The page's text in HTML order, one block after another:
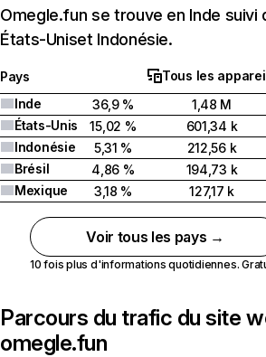
Omegle.fun se trouve en Inde suivi
États-Uniset Indonésie.
Pays
Tous les
Inde
36,9 %
1,48 M
États-Unis
15,02 %
601,34 k
Indonésie
5,31 %
212,56 k
Brésil
4,86 %
194,73 k
Mexique
3,18 % 127,17 k
Voir tous les pays →
10 fois plus d'informations quotidiennes.
Parcours du trafic du site
omegle.fun